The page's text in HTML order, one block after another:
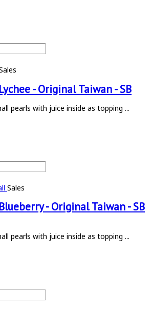
- Original Taiwan - SB
pearls with juice inside as topping ...
Sales
- Original Taiwan - SB
pearls with juice inside as topping ...